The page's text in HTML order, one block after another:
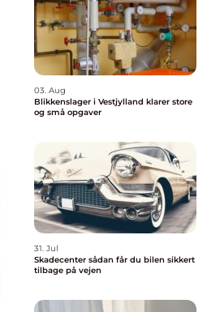
03. Aug
Blikkenslager i Vestjylland klarer store
og små opgaver
31. Jul
Skadecenter sådan får du bilen sikkert
tilbage på vejen